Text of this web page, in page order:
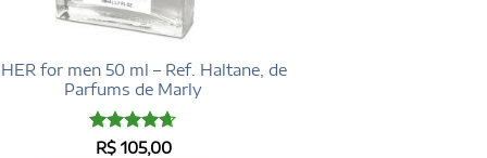
for men 50 ml – Ref. Haltane, de
Parfums de Marly
Avaliação
R$105,00